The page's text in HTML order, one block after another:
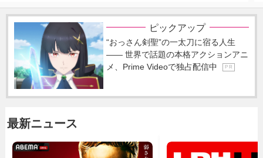
ピックアップ
“おっさん剣聖”の一太刀に宿る人生
―― 世界で話題の本格アクションアニ
メ、Prime Videoで独占配信中
P R
最新ニュース